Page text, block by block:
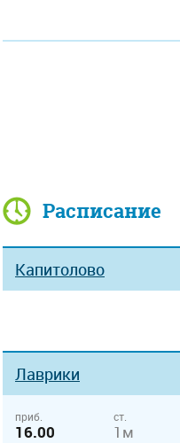
Расписание
Капитолово
Лаврики
приб.
16.00
ст.
1м